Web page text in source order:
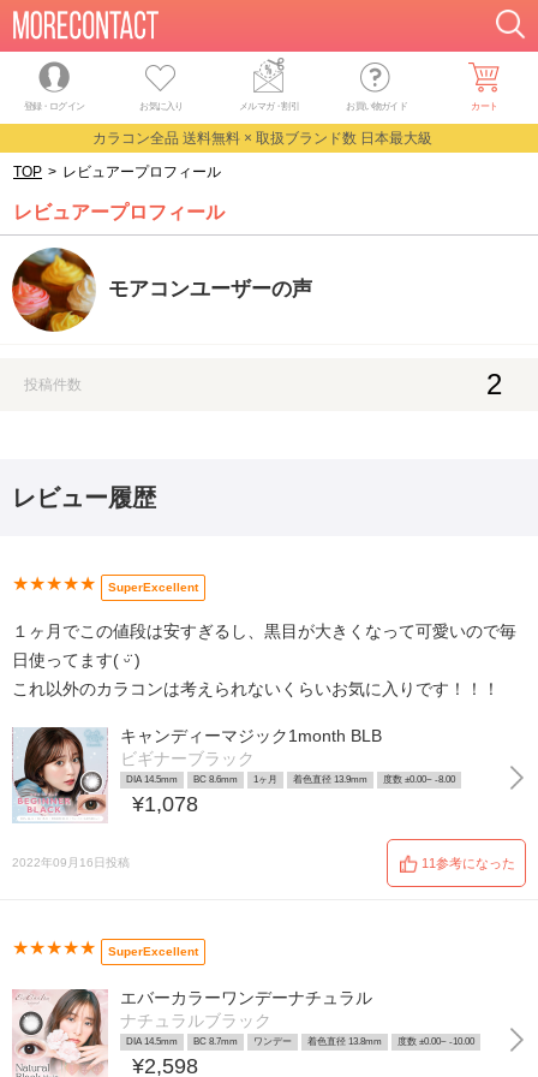
登録・ログイン お気に入り メルマガ・割引 お買い物ガイド カート
カラコン全品 送料無料 × 取扱ブランド数 日本最大級
TOP > レビュアープロフィール
レビュアープロフィール
モアコンユーザーの声
投稿件数 2
レビュー履歴
★★★★★ SuperExcellent
１ヶ月でこの値段は安すぎるし、黒目が大きくなって可愛いので毎
日使ってます( ᵕ̈ )
これ以外のカラコンは考えられないくらいお気に入りです！！！
キャンディーマジック1month BLB
ビギナーブラック
DIA 14.5mm BC 8.6mm 1ヶ月 着色直径 13.9mm 度数 ±0.00~ -8.00
¥1,078
2022年09月16日投稿 11参考になった
★★★★★ SuperExcellent
エバーカラーワンデーナチュラル
ナチュラルブラック
DIA 14.5mm BC 8.7mm ワンデー 着色直径 13.8mm 度数 ±0.00~ -10.00
¥2,598